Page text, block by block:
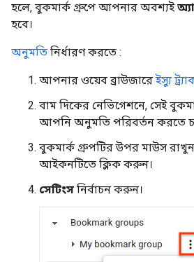
হলে, বুকমার্ক গ্রুপে আপনার অবশ্যই
হবে।
অনুমতি নির্ধারণ করতে :
আপনার ওয়েব ব্রাউজারেইস্যু
বাম দিকের নেভিগেশনে, সেই
আপনি অনুমতি পরিবর্তন করতে
বুকমার্ক গ্রুপটির উপর মাউস
আইকনটিতে ক্লিক করুন।
সেটিংস নির্বাচন করুন।